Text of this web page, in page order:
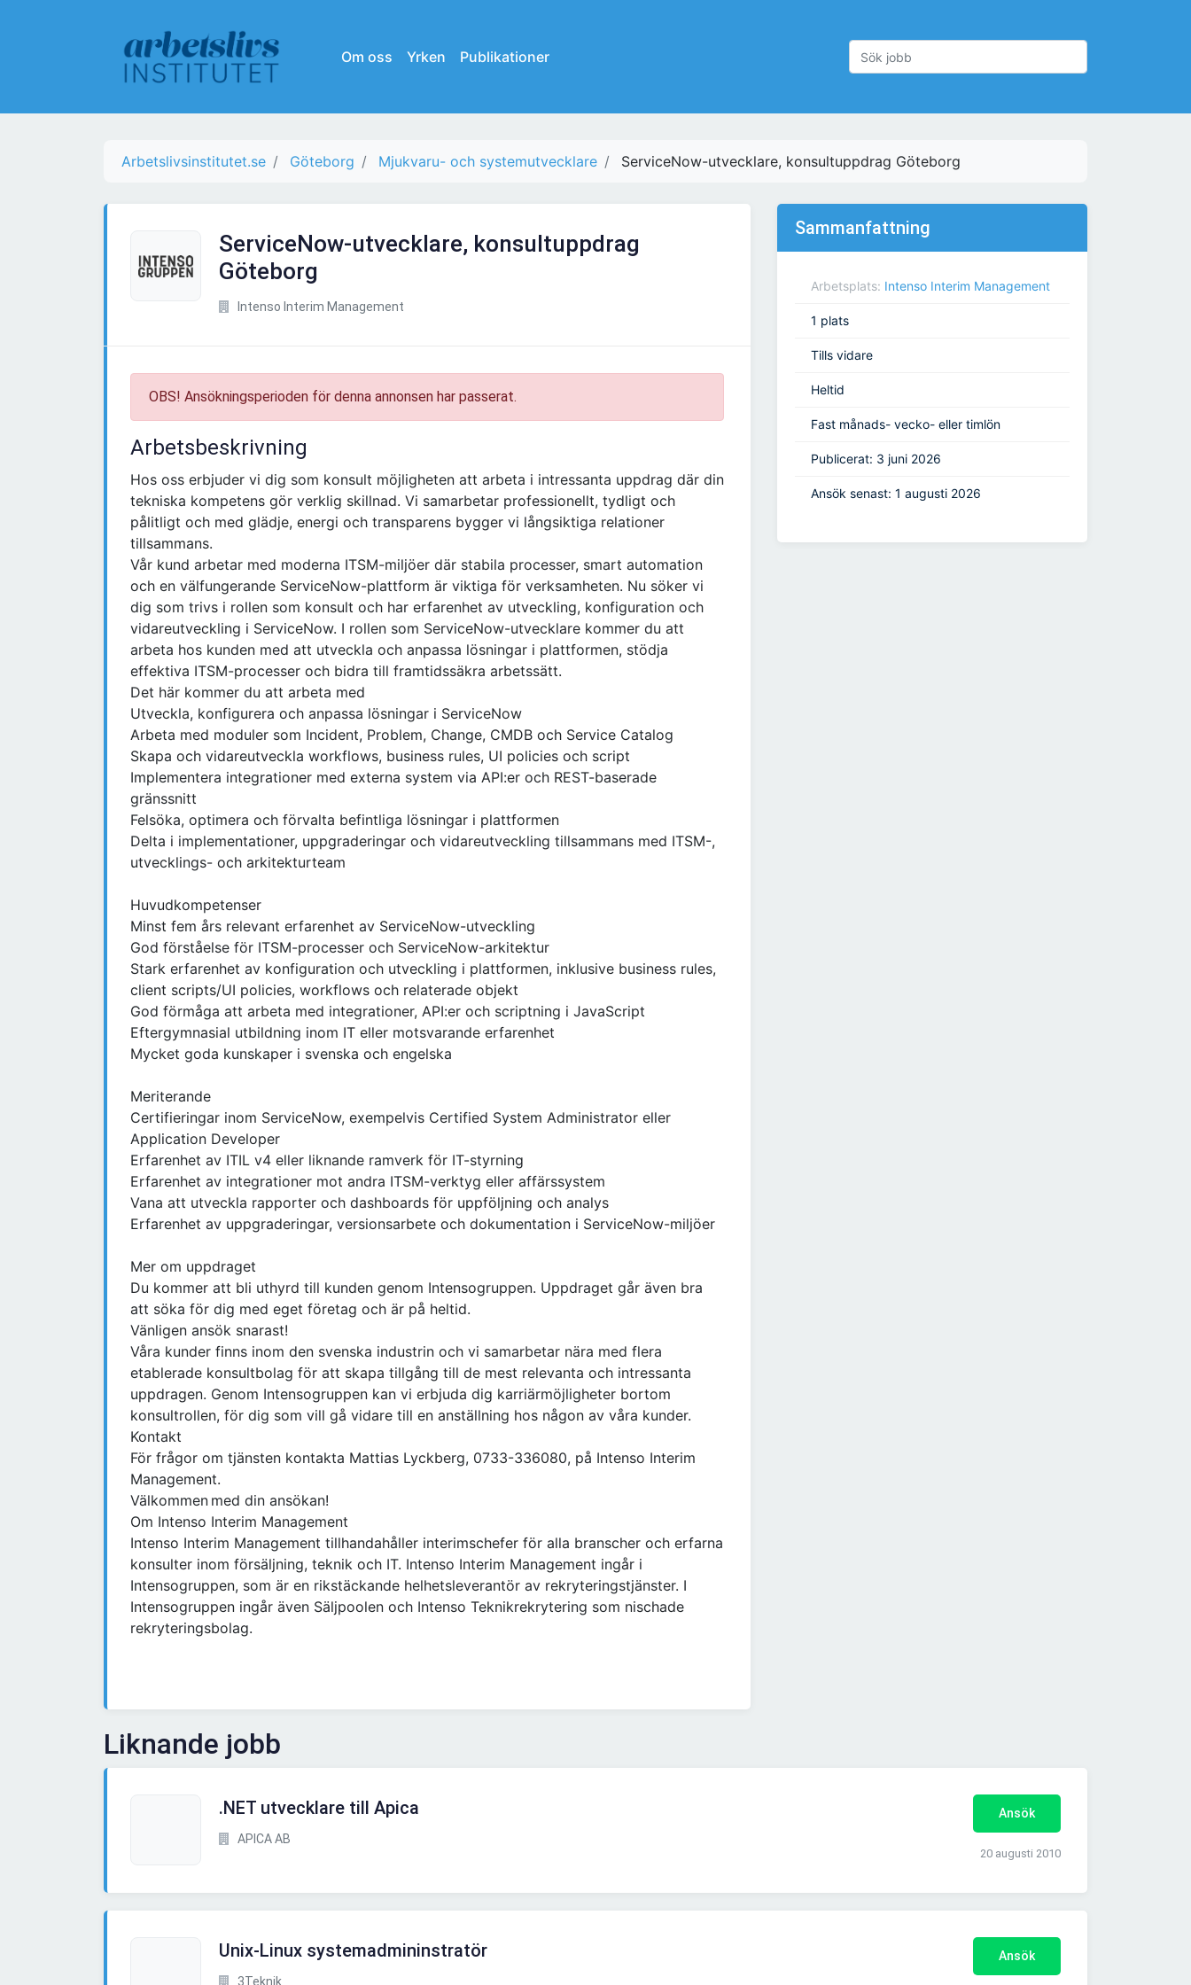
Om oss Yrken Publikationer
Arbetslivsinstitutet.se Göteborg Mjukvaru- och systemutvecklare ServiceNow-utvecklare, konsultuppdrag Göteborg
ServiceNow-utvecklare, konsultuppdrag
Göteborg
Intenso Interim Management
OBS! Ansökningsperioden för denna annonsen har passerat.
Arbetsbeskrivning
Hos oss erbjuder vi dig som konsult möjligheten att arbeta i intressanta uppdrag där din
tekniska kompetens gör verklig skillnad. Vi samarbetar professionellt, tydligt och
pålitligt och med glädje, energi och transparens bygger vi långsiktiga relationer
tillsammans.
Vår kund arbetar med moderna ITSM-miljöer där stabila processer, smart automation
och en välfungerande ServiceNow-plattform är viktiga för verksamheten. Nu söker vi
dig som trivs i rollen som konsult och har erfarenhet av utveckling, konfiguration och
vidareutveckling i ServiceNow. I rollen som ServiceNow-utvecklare kommer du att
arbeta hos kunden med att utveckla och anpassa lösningar i plattformen, stödja
effektiva ITSM-processer och bidra till framtidssäkra arbetssätt.
Det här kommer du att arbeta med
Utveckla, konfigurera och anpassa lösningar i ServiceNow
Arbeta med moduler som Incident, Problem, Change, CMDB och Service Catalog
Skapa och vidareutveckla workflows, business rules, UI policies och script
Implementera integrationer med externa system via API:er och REST-baserade
gränssnitt
Felsöka, optimera och förvalta befintliga lösningar i plattformen
Delta i implementationer, uppgraderingar och vidareutveckling tillsammans med ITSM-,
utvecklings- och arkitekturteam
Huvudkompetenser
Minst fem års relevant erfarenhet av ServiceNow-utveckling
God förståelse för ITSM-processer och ServiceNow-arkitektur
Stark erfarenhet av konfiguration och utveckling i plattformen, inklusive business rules,
client scripts/UI policies, workflows och relaterade objekt
God förmåga att arbeta med integrationer, API:er och scriptning i JavaScript
Eftergymnasial utbildning inom IT eller motsvarande erfarenhet
Mycket goda kunskaper i svenska och engelska
Meriterande
Certifieringar inom ServiceNow, exempelvis Certified System Administrator eller
Application Developer
Erfarenhet av ITIL v4 eller liknande ramverk för IT-styrning
Erfarenhet av integrationer mot andra ITSM-verktyg eller affärssystem
Vana att utveckla rapporter och dashboards för uppföljning och analys
Erfarenhet av uppgraderingar, versionsarbete och dokumentation i ServiceNow-miljöer
Mer om uppdraget
Du kommer att bli uthyrd till kunden genom Intensogruppen. Uppdraget går även bra
att söka för dig med eget företag och är på heltid.
Vänligen ansök snarast!
Våra kunder finns inom den svenska industrin och vi samarbetar nära med flera
etablerade konsultbolag för att skapa tillgång till de mest relevanta och intressanta
uppdragen. Genom Intensogruppen kan vi erbjuda dig karriärmöjligheter bortom
konsultrollen, för dig som vill gå vidare till en anställning hos någon av våra kunder.
Kontakt
För frågor om tjänsten kontakta Mattias Lyckberg, 0733-336080, på Intenso Interim
Management.
Välkommen med din ansökan!
Om Intenso Interim Management
Intenso Interim Management tillhandahåller interimschefer för alla branscher och erfarna
konsulter inom försäljning, teknik och IT. Intenso Interim Management ingår i
Intensogruppen, som är en rikstäckande helhetsleverantör av rekryteringstjänster. I
Intensogruppen ingår även Säljpoolen och Intenso Teknikrekrytering som nischade
rekryteringsbolag.
Sammanfattning
Arbetsplats: Intenso Interim Management
1 plats
Tills vidare
Heltid
Fast månads- vecko- eller timlön
Publicerat: 3 juni 2026
Ansök senast: 1 augusti 2026
Liknande jobb
.NET utvecklare till Apica
APICA AB
Ansök
20 augusti 2010
Unix-Linux systemadmininstratör
3Teknik
Ansök